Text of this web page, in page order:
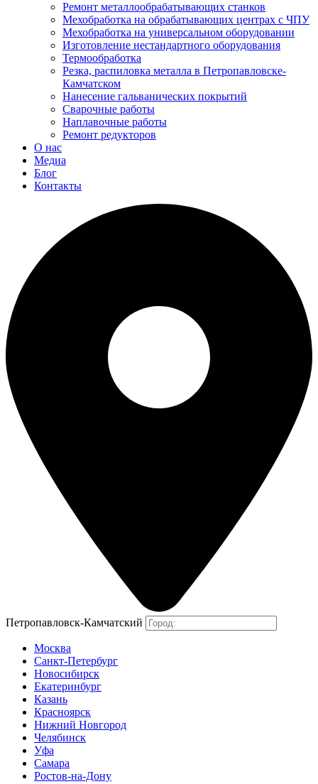
Ремонт металлообрабатывающих станков
Мехобработка на обрабатывающих центрах с ЧПУ
Мехобработка на универсальном оборудовании
Изготовление нестандартного оборудования
Термообработка
Резка, распиловка металла в Петропавловске-
Камчатском
Нанесение гальванических покрытий
Сварочные работы
Наплавочные работы
Ремонт редукторов
О нас
Медиа
Блог
Контакты
Петропавловск-Камчатский
Москва
Санкт-Петербург
Новосибирск
Екатеринбург
Казань
Красноярск
Нижний Новгород
Челябинск
Уфа
Самара
Ростов-на-Дону